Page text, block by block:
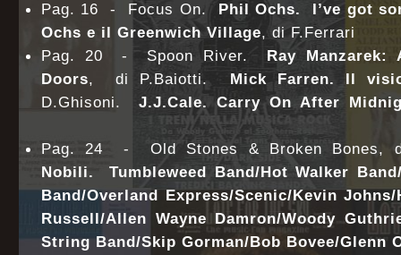
Pag. 16 - Focus On. Phil Ochs. I’ve got
Ochs e il Greenwich Village, di F.Ferrari
Pag. 20 - Spoon River. Ray Manzarek:
Doors, di P.Baiotti. Mick Farren. Il
D.Ghisoni. J.J.Cale. Carry On After
Pag. 24 - Old Stones & Broken Bones,
Nobili. Tumbleweed Band/Hot Walker
Band/Overland Express/Scenic/Kevin
Russell/Allen Wayne Damron/Woody
String Band/Skip Gorman/Bob Bovee/